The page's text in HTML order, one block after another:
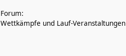
Forum:
Wettkämpfe und Lauf-Veranstaltungen